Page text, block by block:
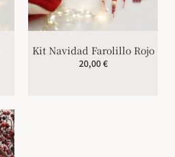
Kit Navidad Farolillo Rojo
20,00€